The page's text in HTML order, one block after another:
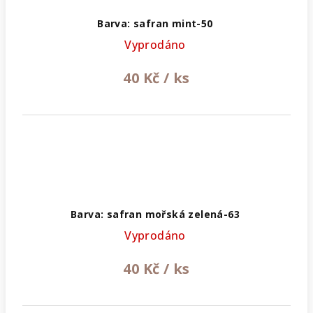
Barva: safran mint-50
Vyprodáno
40 Kč / ks
Barva: safran mořská zelená-63
Vyprodáno
40 Kč / ks